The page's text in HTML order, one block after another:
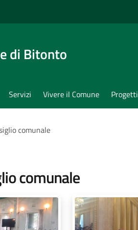
di Bitonto
Servizi Vivere il Comune Progetti
comunale
comunale